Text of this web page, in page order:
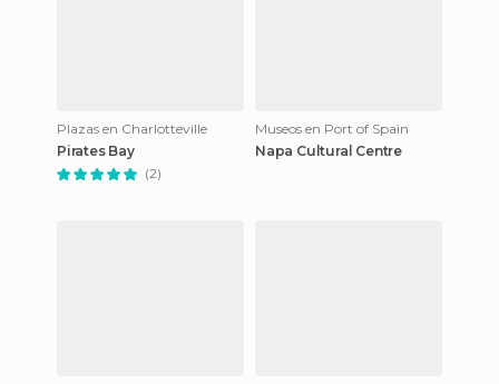
Plazas en Charlotteville
Pirates Bay
(2)
Museos en Port of Spain
Napa Cultural Centre